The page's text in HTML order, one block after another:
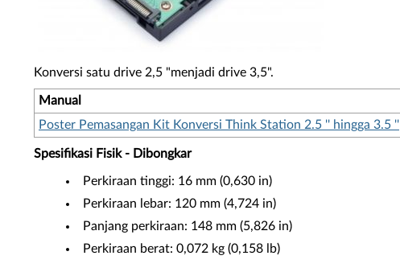
Konversi satu drive 2,5 "menjadi drive 3,5".
Manual
Poster Pemasangan Kit Konversi Think Station 2.5 '' hingga 3.5 ''
Spesifikasi Fisik - Dibongkar
Perkiraan tinggi: 16 mm (0,630 in)
Perkiraan lebar: 120 mm (4,724 in)
Panjang perkiraan: 148 mm (5,826 in)
Perkiraan berat: 0,072 kg (0,158 lb)